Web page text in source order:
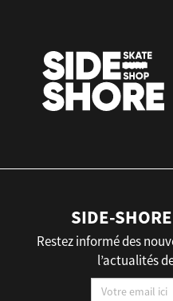
SIDE-
Restez informé des
l’actualités